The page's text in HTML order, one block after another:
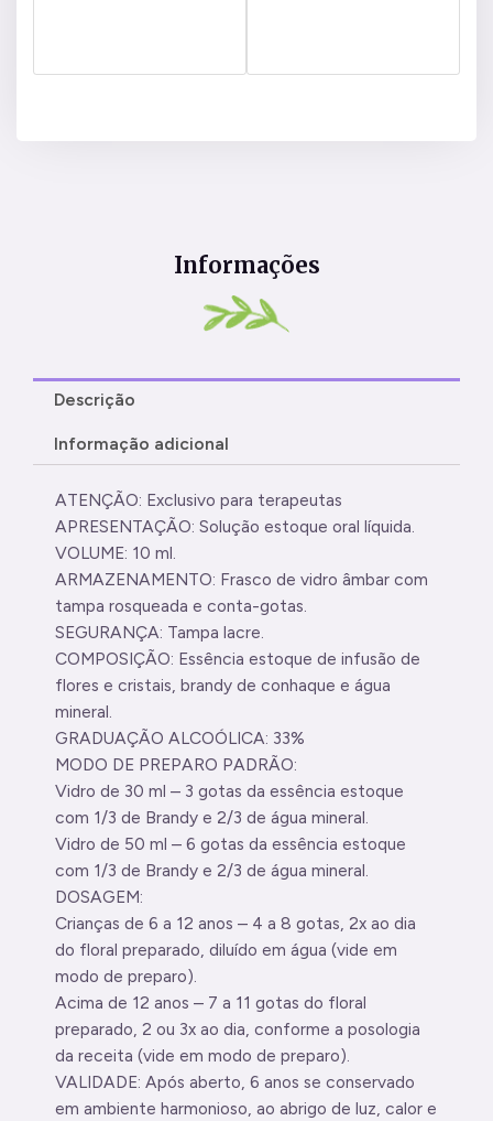
Informações
Descrição
Informação adicional
ATENÇÃO: Exclusivo para terapeutas
APRESENTAÇÃO: Solução estoque oral líquida.
VOLUME: 10 ml.
ARMAZENAMENTO: Frasco de vidro âmbar com
tampa rosqueada e conta-gotas.
SEGURANÇA: Tampa lacre.
COMPOSIÇÃO: Essência estoque de infusão de
flores e cristais, brandy de conhaque e água
mineral.
GRADUAÇÃO ALCOÓLICA: 33%
MODO DE PREPARO PADRÃO:
Vidro de 30 ml – 3 gotas da essência estoque
com 1/3 de Brandy e 2/3 de água mineral.
Vidro de 50 ml – 6 gotas da essência estoque
com 1/3 de Brandy e 2/3 de água mineral.
DOSAGEM:
Crianças de 6 a 12 anos – 4 a 8 gotas, 2x ao dia
do floral preparado, diluído em água (vide em
modo de preparo).
Acima de 12 anos – 7 a 11 gotas do floral
preparado, 2 ou 3x ao dia, conforme a posologia
da receita (vide em modo de preparo).
VALIDADE: Após aberto, 6 anos se conservado
em ambiente harmonioso, ao abrigo de luz, calor e